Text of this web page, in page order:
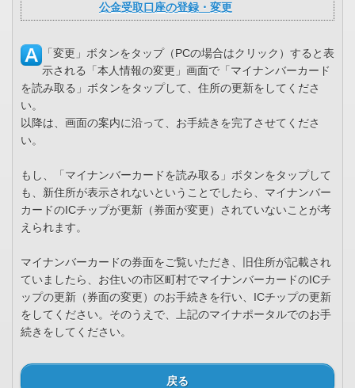
公金受取口座の登録・変更
「変更」ボタンをタップ（PCの場合はクリック）すると表
示される「本人情報の変更」画面で「マイナンバーカード
を読み取る」ボタンをタップして、住所の更新をしてくださ
い。
以降は、画面の案内に沿って、お手続きを完了させてくださ
い。
もし、「マイナンバーカードを読み取る」ボタンをタップして
も、新住所が表示されないということでしたら、マイナンバー
カードのICチップが更新（券面が変更）されていないことが考
えられます。
マイナンバーカードの券面をご覧いただき、旧住所が記載され
ていましたら、お住いの市区町村でマイナンバーカードのICチ
ップの更新（券面の変更）のお手続きを行い、ICチップの更新
をしてください。そのうえで、上記のマイナポータルでのお手
続きをしてください。
戻る